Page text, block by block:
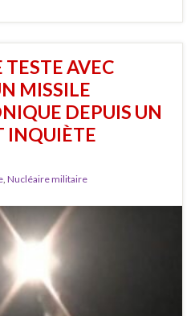
TESTE AVEC
MISSILE
DEPUIS UN
INQUIÈTE
Nucléaire militaire